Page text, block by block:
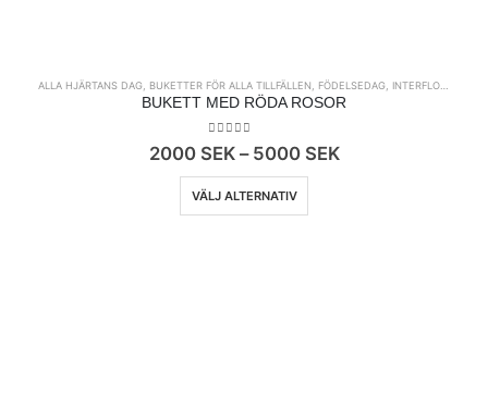
ALLA HJÄRTANS DAG BUKETTER FÖR ALLA TILLFÄLLEN FÖDELSEDAG INTERFLORA
BUKETT MED RÖDA ROSOR
0out of 5
2000 SEK – 5000 SEKPrisintervall:
VÄLJ ALTERNATIV
Den här produkten har flera varianter. De olika alternativen kan väljas på produktsidan